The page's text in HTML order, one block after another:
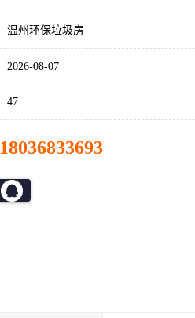
温州环保垃圾房
2026-08-07
47
18036833693